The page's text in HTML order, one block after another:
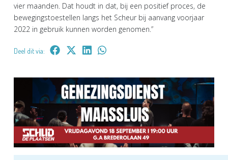
vier maanden. Dat houdt in dat, bij een positief proces, de
bewegingstoestellen langs het Scheur bij aanvang voorjaar
2022 in gebruik kunnen worden genomen.”
Deel dit via: